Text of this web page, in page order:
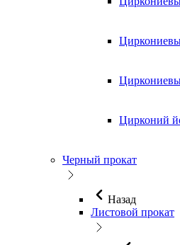
Цирконий
Черный прокат
Назад
Листовой прокат